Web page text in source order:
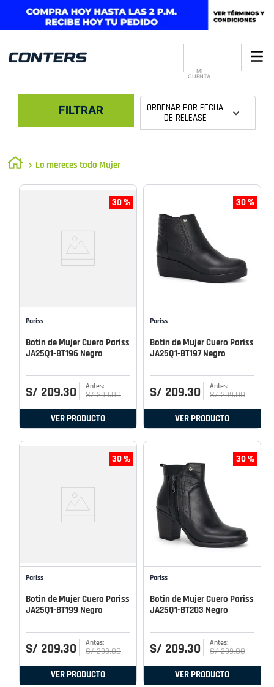
MI
CUENTA
FILTRAR ORDENAR POR FECHA
DE RELEASE
Lo mereces todo Mujer
30 %
Pariss
Botin de Mujer Cuero Pariss
JA25Q1-BT196 Negro
S/ 209.30 S/ 299.00
VER PRODUCTO
30 %
Pariss
Botin de Mujer Cuero Pariss
JA25Q1-BT197 Negro
S/ 209.30 S/ 299.00
VER PRODUCTO
30 %
Pariss
Botin de Mujer Cuero Pariss
JA25Q1-BT199 Negro
S/ 209.30 S/ 299.00
VER PRODUCTO
30 %
Pariss
Botin de Mujer Cuero Pariss
JA25Q1-BT203 Negro
S/ 209.30 S/ 299.00
VER PRODUCTO